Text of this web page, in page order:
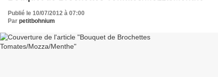
Publié le 10/07/2012 à 07:00
Par petitbohnium